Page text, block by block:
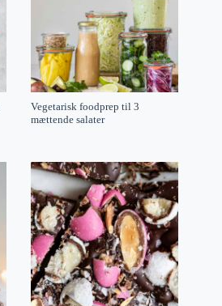
Vegetarisk foodprep til 3
mættende salater